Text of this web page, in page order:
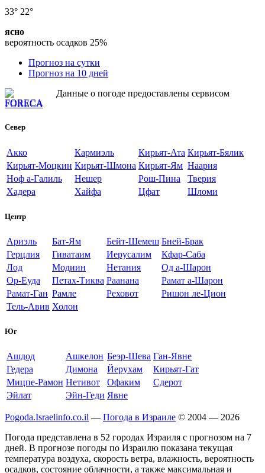
33° 22°
ясно
вероятность осадков 25%
Прогноз на сутки
Прогноз на 10 дней
Данные о погоде предоставлены сервисом
FORECA
Север
Акко Кармиэль Кирьят-Ата Кирьят-Бялик
Кирьят-Моцкин Кирьят-Шмона Кирьят-Ям Наария
Ноф а-Галиль
Нешер Рош-Пина
Тверия
Хадера
Хайфа Цфат Шломи
Центр
Ариэль Бат-Ям Бейт-Шемеш Бней-Брак
Герцлия
Гиватаим Иерусалим
Кфар-Саба
Лод
Модиин Нетания
Од а-Шарон
Ор-Еуда
Петах-Тиква Раанана
Рамат а-Шарон
Рамат-Ган Рамле Реховот
Ришон ле-Цион
Тель-Авив Холон
Юг
Ашдод Ашкелон Беэр-Шева Ган-Явне
Гедера
Димона Йерухам
Кирьят-Гат
Мицпе-Рамон Нетивот Офаким
Сдерот
Эйлат
Эйн-Геди Явне
Pogoda.Israelinfo.co.il — Погода в Израиле © 2004 — 2026
Погода представлена в 52 городах Израиля с прогнозом на 7
дней. В прогнозе погоды по Израилю показана текущая
температура воздуха, скорость ветра, влажность, вероятность
осадков, состояние облачности, а также максимальная и